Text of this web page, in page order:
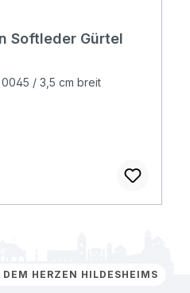
Softleder Gürtel
/ 3,5 cm breit
HERZEN HILDESHEIMS